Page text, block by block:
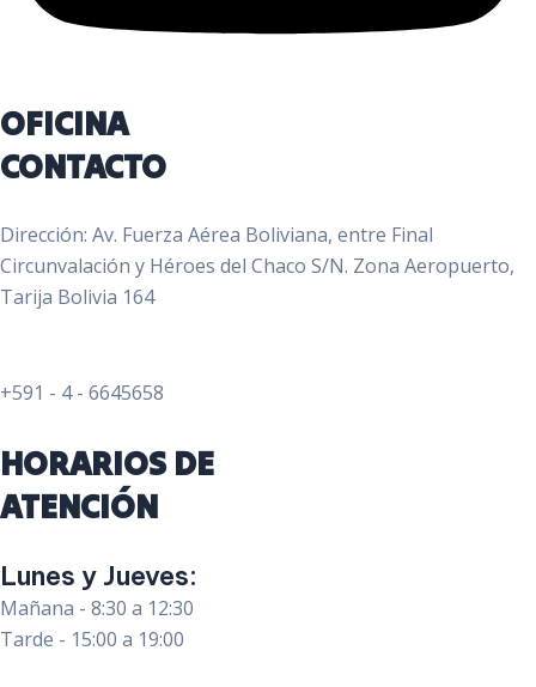
OFICINA
CONTACTO
Dirección: Av. Fuerza Aérea Boliviana, entre Final
Circunvalación y Héroes del Chaco S/N. Zona Aeropuerto,
Tarija Bolivia 164
+591 - 4 - 6645658
HORARIOS DE
ATENCIÓN
Lunes y Jueves:
Mañana - 8:30 a 12:30
Tarde - 15:00 a 19:00